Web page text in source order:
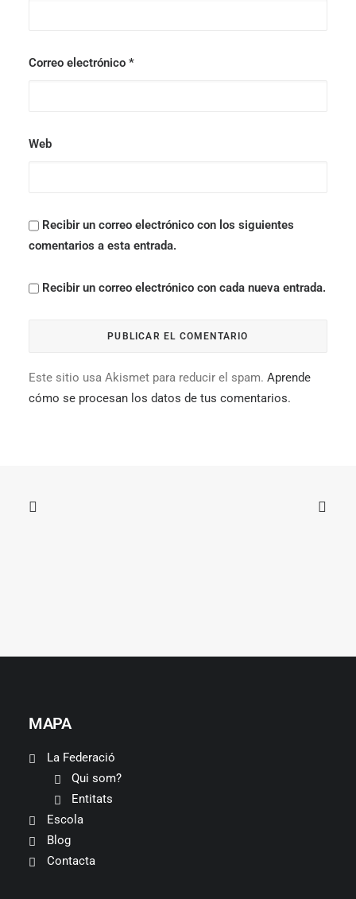
Correo electrónico *
Web
Recibir un correo electrónico con los siguientes
comentarios a esta entrada.
Recibir un correo electrónico con cada nueva entrada.
Este sitio usa Akismet para reducir el spam. Aprende
cómo se procesan los datos de tus comentarios.
MAPA
La Federació
Qui som?
Entitats
Escola
Blog
Contacta